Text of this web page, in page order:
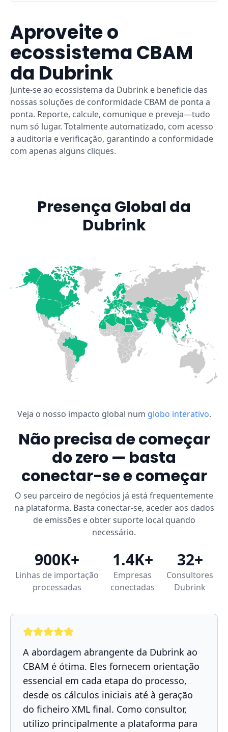
Aproveite o
ecossistema CBAM
da Dubrink
Junte-se ao ecossistema da Dubrink e beneficie das
nossas soluções de conformidade CBAM de ponta a
ponta. Reporte, calcule, comunique e preveja—tudo
num só lugar. Totalmente automatizado, com acesso
a auditoria e verificação, garantindo a conformidade
com apenas alguns cliques.
Presença Global da
Dubrink
Veja o nosso impacto global num globo interativo.
Não precisa de começar
do zero — basta
conectar-se e começar
O seu parceiro de negócios já está frequentemente
na plataforma. Basta conectar-se, aceder aos dados
de emissões e obter suporte local quando
necessário.
900K+
Linhas de importação
processadas
1.4K+
Empresas
conectadas
32+
Consultores
Dubrink
A abordagem abrangente da Dubrink ao
CBAM é ótima. Eles fornecem orientação
essencial em cada etapa do processo,
desde os cálculos iniciais até à geração
do ficheiro XML final. Como consultor,
utilizo principalmente a plataforma para